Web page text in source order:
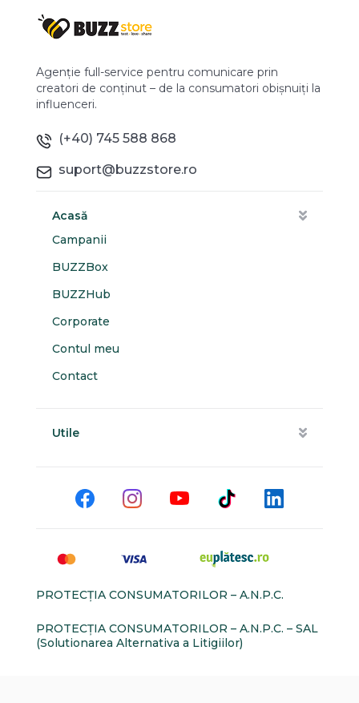
Agenție full-service pentru comunicare prin
creatori de conținut – de la consumatori obișnuiți la
influenceri.
(+40) 745 588 868
suport@buzzstore.ro
Acasă
Campanii
BUZZBox
BUZZHub
Corporate
Contul meu
Contact
Utile
PROTECŢIA CONSUMATORILOR – A.N.P.C.
PROTECŢIA CONSUMATORILOR – A.N.P.C. – SAL
(Solutionarea Alternativa a Litigiilor)